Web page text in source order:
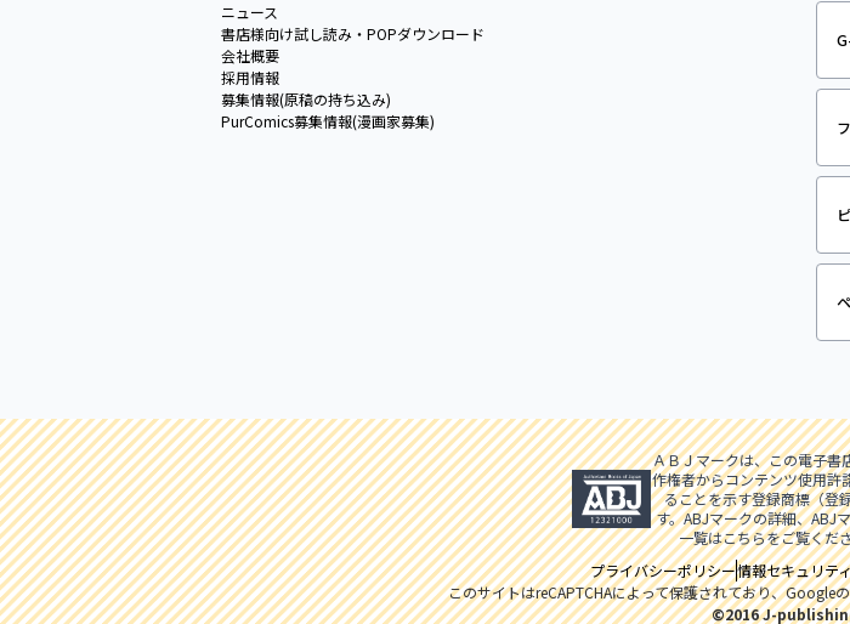
ニュース
書店様向け試し読み・POPダウンロード
会社概要
採用情報
募集情報(原稿の持ち込み)
PurComics募集情報(漫画家募集)
ＡＢＪマークは、この電子書
作権者からコンテンツ使用許
ることを示す登録商標（登
す。ABJマークの詳細、ABJ
一覧はこちらをご覧く
プライバシーポリシー情報セキュリテ
このサイトはreCAPTCHAによって保護されており、Googleの
©2016 J-